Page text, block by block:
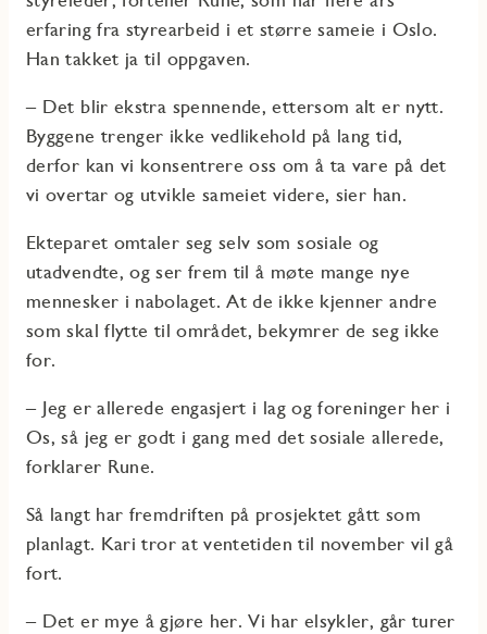
erfaring fra styrearbeid i et større sameie i Oslo.
Han takket ja til oppgaven.
– Det blir ekstra spennende, ettersom alt er nytt.
Byggene trenger ikke vedlikehold på lang tid,
derfor kan vi konsentrere oss om å ta vare på det
vi overtar og utvikle sameiet videre, sier han.
Ekteparet omtaler seg selv som sosiale og
utadvendte, og ser frem til å møte mange nye
mennesker i nabolaget. At de ikke kjenner andre
som skal flytte til området, bekymrer de seg ikke
for.
– Jeg er allerede engasjert i lag og foreninger her i
Os, så jeg er godt i gang med det sosiale allerede,
forklarer Rune.
Så langt har fremdriften på prosjektet gått som
planlagt. Kari tror at ventetiden til november vil gå
fort.
– Det er mye å gjøre her. Vi har elsykler, går turer